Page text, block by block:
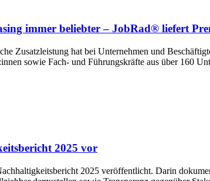
immer beliebter – JobRad® liefert
Zusatzleistung hat bei Unternehmen und
sowie Fach- und Führungskräfte aus über 160
2025 vor
2025 veröffentlicht. Darin